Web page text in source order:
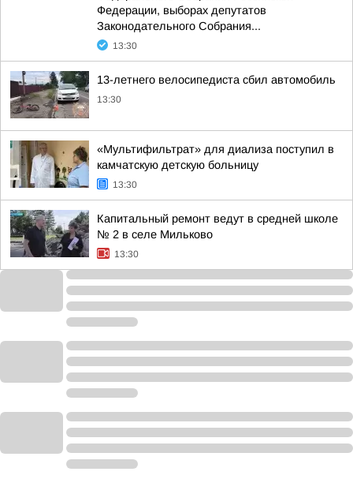
Федерации, выборах депутатов
Законодательного Собрания...
13:30
13-летнего велосипедиста сбил автомобиль
13:30
«Мультифильтрат» для диализа поступил в
камчатскую детскую больницу
13:30
Капитальный ремонт ведут в средней школе
№ 2 в селе Мильково
13:30